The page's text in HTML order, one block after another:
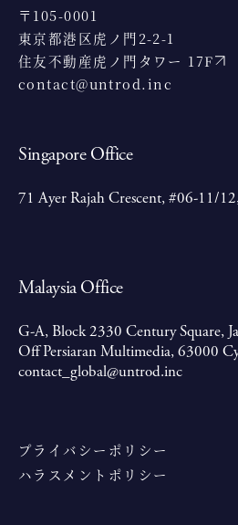
〒105-0001
東京都港区虎ノ門2-2-1
住友不動産虎ノ門タワー 17F
contact@untrod.inc
Singapore Office
71 Ayer Rajah Crescent, #06-11/
Malaysia Office
G-A, Block 2330 Century Square,
Off Persiaran Multimedia, 63000
contact_global@untrod.inc
プライバシーポリシー
ハラスメントポリシー